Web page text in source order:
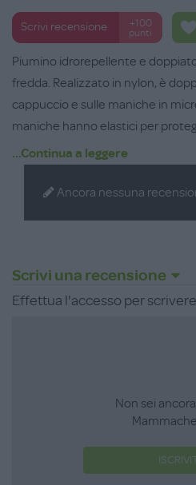
Scrivi recensione
+100
punti
Piumino idrorepellente e
fredda. Realizzato in nylon, è
cappuccio e sulle maniche in
maniche hanno elastici per
ampie tasche zippate sui lati.
tasca zippata sul petto dalla
taglie dai 3 ai 12 anni.
...Continua a leggere
Ancora nessuna
Scrivi una recensione
Effettua l'accesso per
Non sei